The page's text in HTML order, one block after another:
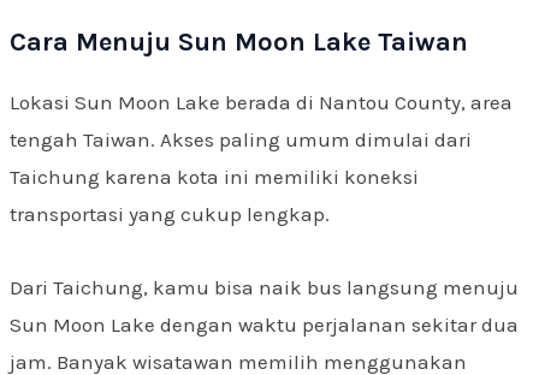
Cara Menuju Sun Moon Lake Taiwan
Lokasi Sun Moon Lake berada di Nantou County, area
tengah Taiwan. Akses paling umum dimulai dari
Taichung karena kota ini memiliki koneksi
transportasi yang cukup lengkap.
Dari Taichung, kamu bisa naik bus langsung menuju
Sun Moon Lake dengan waktu perjalanan sekitar dua
jam. Banyak wisatawan memilih menggunakan